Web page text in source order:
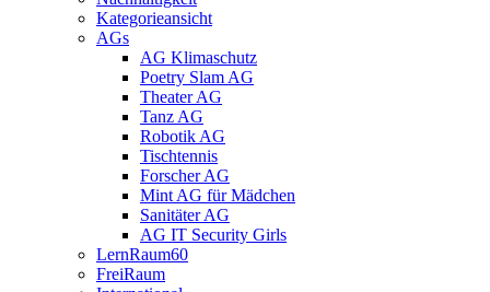
Kategorieansicht
AGs
AG Klimaschutz
Poetry Slam AG
Theater AG
Tanz AG
Robotik AG
Tischtennis
Forscher AG
Mint AG für Mädchen
Sanitäter AG
AG IT Security Girls
LernRaum60
FreiRaum